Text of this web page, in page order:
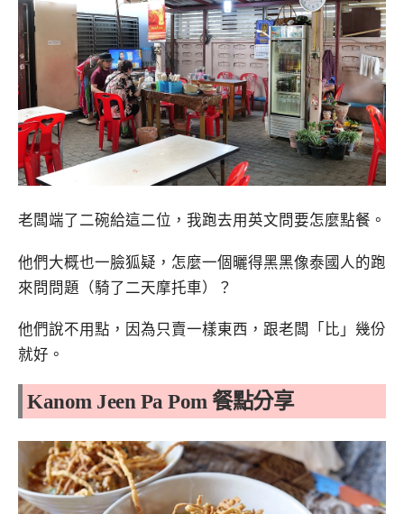
老闆端了二碗給這二位，我跑去用英文問要怎麼點餐。
他們大概也一臉狐疑，怎麼一個曬得黑黑像泰國人的跑
來問問題（騎了二天摩托車）？
他們說不用點，因為只賣一樣東西，跟老闆「比」幾份
就好。
Kanom Jeen Pa Pom 餐點分享